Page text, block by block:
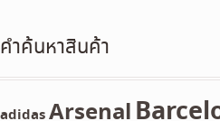
คำค้นหาสินค้า
adidasArsenal